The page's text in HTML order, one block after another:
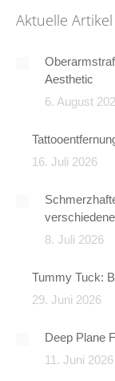
Aktuelle Artikel
Aesthetic
6. August
16. Juli 2026
8. Juli 2026
Tummy Tuck:
29. Juni 2026
Deep Plane
11. Juni 2026